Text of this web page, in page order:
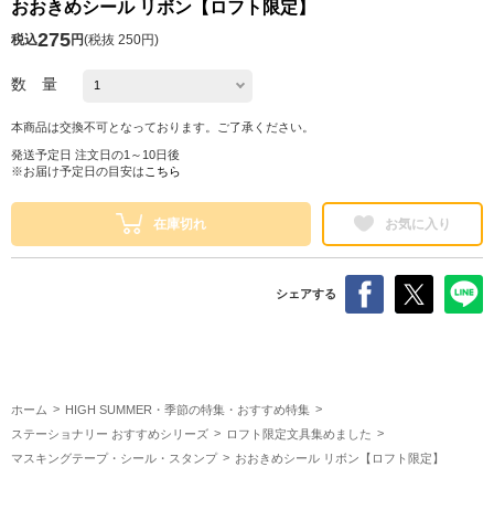
おおきめシール リボン【ロフト限定】
税込275円(税抜 250円)
数 量
本商品は交換不可となっております。ご了承ください。
発送予定日 注文日の1～10日後
※お届け予定日の目安は こちら
在庫切れ お気に入り
シェアする
ホーム
HIGH SUMMER・季節の特集・おすすめ特集
ステーショナリー おすすめシリーズ
ロフト限定文具集めました
マスキングテープ・シール・スタンプ
おおきめシール リボン【ロフト限定】